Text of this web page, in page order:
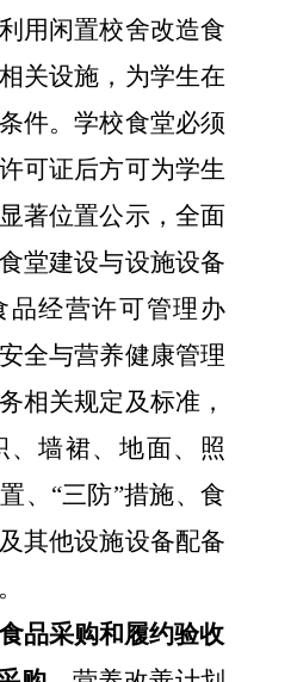
用闲置校舍改造食
关设施，为学生在
件。学校食堂必须
可证后方可为学生
著位置公示， 全面
堂建设与设施设备
品经营许可管理办
全与营养健康管理
相关规定及标准，
、墙裙、地面、 照
、“三防”措施、食
其他设施设备配备
食品采购和履约验收